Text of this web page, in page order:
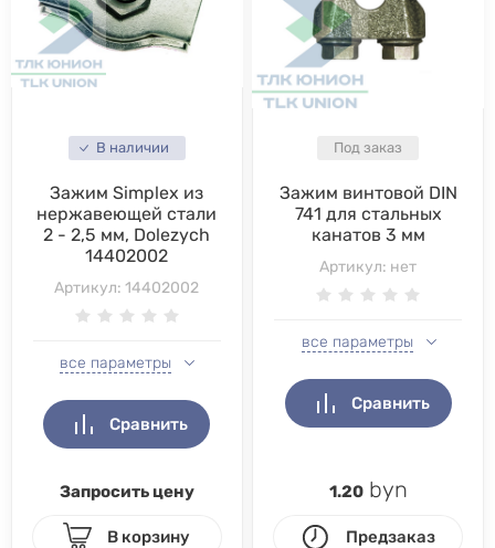
В наличии
Зажим Simplex из
нержавеющей стали
2 - 2,5 мм, Dolezych
14402002
Артикул: 14402002
все параметры
Сравнить
Запросить цену
В корзину
Под заказ
Зажим винтовой DIN
741 для стальных
канатов 3 мм
Артикул: нет
все параметры
Сравнить
1.20byn
Предзаказ